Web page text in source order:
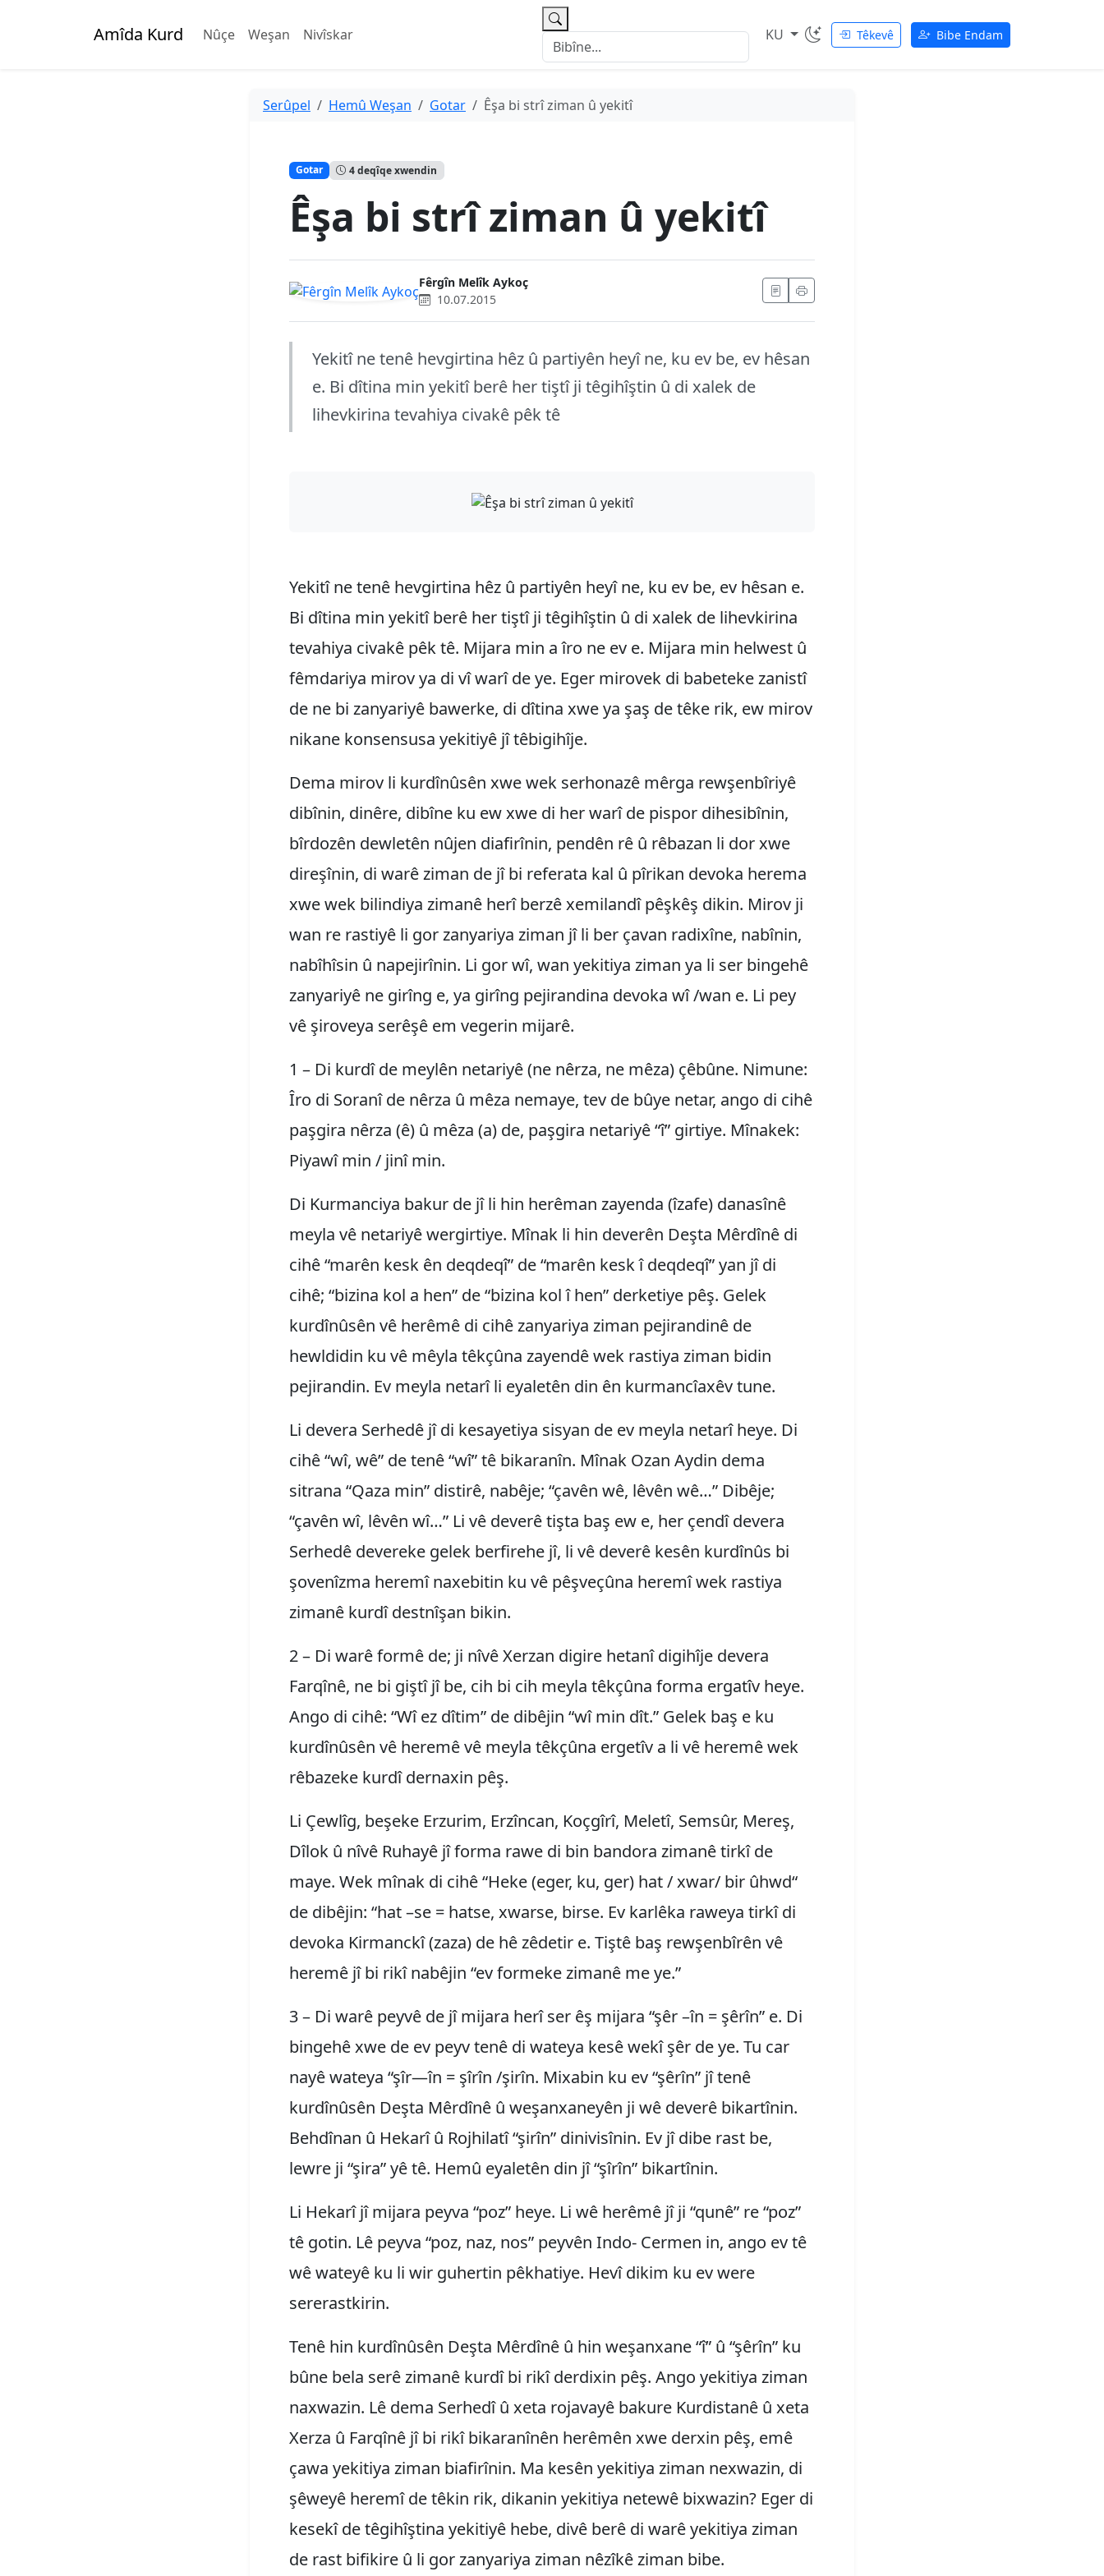
Amîda Kurd Nûçe Weşan Nivîskar KU Têkevê Bibe Endam
Serûpel Hemû Weşan Gotar Êşa bi strî ziman û yekitî
Gotar 4 deqîqe xwendin
Êşa bi strî ziman û yekitî
Fêrgîn Melîk Aykoç
10.07.2015
Yekitî ne tenê hevgirtina hêz û partiyên heyî ne, ku ev be, ev hêsan
e. Bi dîtina min yekitî berê her tiştî ji têgihîştin û di xalek de
lihevkirina tevahiya civakê pêk tê
Yekitî ne tenê hevgirtina hêz û partiyên heyî ne, ku ev be, ev hêsan e.
Bi dîtina min yekitî berê her tiştî ji têgihîştin û di xalek de lihevkirina
tevahiya civakê pêk tê. Mijara min a îro ne ev e. Mijara min helwest û
fêmdariya mirov ya di vî warî de ye. Eger mirovek di babeteke zanistî
de ne bi zanyariyê bawerke, di dîtina xwe ya şaş de têke rik, ew mirov
nikane konsensusa yekitiyê jî têbigihîje.
Dema mirov li kurdînûsên xwe wek serhonazê mêrga rewşenbîriyê
dibînin, dinêre, dibîne ku ew xwe di her warî de pispor dihesibînin,
bîrdozên dewletên nûjen diafirînin, pendên rê û rêbazan li dor xwe
direşînin, di warê ziman de jî bi referata kal û pîrikan devoka herema
xwe wek bilindiya zimanê herî berzê xemilandî pêşkêş dikin. Mirov ji
wan re rastiyê li gor zanyariya ziman jî li ber çavan radixîne, nabînin,
nabîhîsin û napejirînin. Li gor wî, wan yekitiya ziman ya li ser bingehê
zanyariyê ne girîng e, ya girîng pejirandina devoka wî /wan e. Li pey
vê şiroveya serêşê em vegerin mijarê.
1 – Di kurdî de meylên netariyê (ne nêrza, ne mêza) çêbûne. Nimune:
Îro di Soranî de nêrza û mêza nemaye, tev de bûye netar, ango di cihê
paşgira nêrza (ê) û mêza (a) de, paşgira netariyê “î” girtiye. Mînakek:
Piyawî min / jinî min.
Di Kurmanciya bakur de jî li hin herêman zayenda (îzafe) danasînê
meyla vê netariyê wergirtiye. Mînak li hin deverên Deşta Mêrdînê di
cihê “marên kesk ên deqdeqî” de “marên kesk î deqdeqî” yan jî di
cihê; “bizina kol a hen” de “bizina kol î hen” derketiye pêş. Gelek
kurdînûsên vê herêmê di cihê zanyariya ziman pejirandinê de
hewldidin ku vê mêyla têkçûna zayendê wek rastiya ziman bidin
pejirandin. Ev meyla netarî li eyaletên din ên kurmancîaxêv tune.
Li devera Serhedê jî di kesayetiya sisyan de ev meyla netarî heye. Di
cihê “wî, wê” de tenê “wî” tê bikaranîn. Mînak Ozan Aydin dema
sitrana “Qaza min” distirê, nabêje; “çavên wê, lêvên wê…” Dibêje;
“çavên wî, lêvên wî…” Li vê deverê tişta baş ew e, her çendî devera
Serhedê devereke gelek berfirehe jî, li vê deverê kesên kurdînûs bi
şovenîzma heremî naxebitin ku vê pêşveçûna heremî wek rastiya
zimanê kurdî destnîşan bikin.
2 – Di warê formê de; ji nîvê Xerzan digire hetanî digihîje devera
Farqînê, ne bi giştî jî be, cih bi cih meyla têkçûna forma ergatîv heye.
Ango di cihê: “Wî ez dîtim” de dibêjin “wî min dît.” Gelek baş e ku
kurdînûsên vê heremê vê meyla têkçûna ergetîv a li vê heremê wek
rêbazeke kurdî dernaxin pêş.
Li Çewlîg, beşeke Erzurim, Erzîncan, Koçgîrî, Meletî, Semsûr, Mereş,
Dîlok û nîvê Ruhayê jî forma rawe di bin bandora zimanê tirkî de
maye. Wek mînak di cihê “Heke (eger, ku, ger) hat / xwar/ bir ûhwd“
de dibêjin: “hat –se = hatse, xwarse, birse. Ev karlêka raweya tirkî di
devoka Kirmanckî (zaza) de hê zêdetir e. Tiştê baş rewşenbîrên vê
heremê jî bi rikî nabêjin “ev formeke zimanê me ye.”
3 – Di warê peyvê de jî mijara herî ser êş mijara “şêr –în = şêrîn” e. Di
bingehê xwe de ev peyv tenê di wateya kesê wekî şêr de ye. Tu car
nayê wateya “şîr—în = şîrîn /şirîn. Mixabin ku ev “şêrîn” jî tenê
kurdînûsên Deşta Mêrdînê û weşanxaneyên ji wê deverê bikartînin.
Behdînan û Hekarî û Rojhilatî “şirîn” dinivisînin. Ev jî dibe rast be,
lewre ji “şira” yê tê. Hemû eyaletên din jî “şîrîn” bikartînin.
Li Hekarî jî mijara peyva “poz” heye. Li wê herêmê jî ji “qunê” re “poz”
tê gotin. Lê peyva “poz, naz, nos” peyvên Indo- Cermen in, ango ev tê
wê wateyê ku li wir guhertin pêkhatiye. Hevî dikim ku ev were
sererastkirin.
Tenê hin kurdînûsên Deşta Mêrdînê û hin weşanxane “î” û “şêrîn” ku
bûne bela serê zimanê kurdî bi rikî derdixin pêş. Ango yekitiya ziman
naxwazin. Lê dema Serhedî û xeta rojavayê bakure Kurdistanê û xeta
Xerza û Farqînê jî bi rikî bikaranînên herêmên xwe derxin pêş, emê
çawa yekitiya ziman biafirînin. Ma kesên yekitiya ziman nexwazin, di
şêweyê heremî de têkin rik, dikanin yekitiya netewê bixwazin? Eger di
kesekî de têgihîştina yekitiyê hebe, divê berê di warê yekitiya ziman
de rast bifikire û li gor zanyariya ziman nêzîkê ziman bibe.